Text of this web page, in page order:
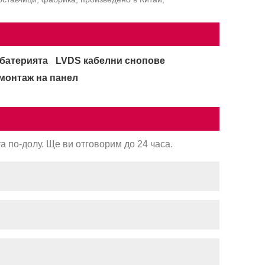
LVDS кабелни снопове
на панел
по-долу. Ще ви отговорим до 24 часа.